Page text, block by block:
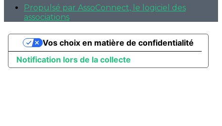
Propulsé par AssoConnect, le logiciel des
associations
Notification lors de la collecte
Vos choix en matière de confidentialité